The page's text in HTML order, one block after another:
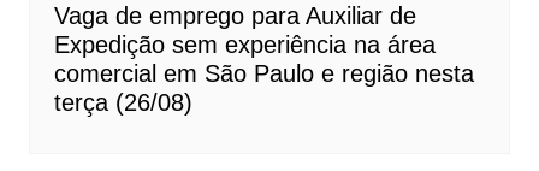
Vaga de emprego para Auxiliar de
Expedição sem experiência na área
comercial em São Paulo e região nesta
terça (26/08)